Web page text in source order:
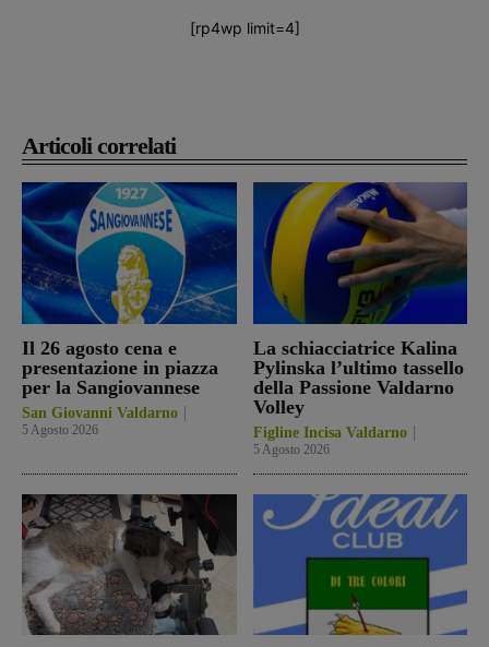
Articoli correlati
Il 26 agosto cena e
presentazione in piazza
per la Sangiovannese
San Giovanni Valdarno
5 Agosto 2026
La schiacciatrice Kalina
Pylinska l’ultimo tassello
della Passione Valdarno
Volley
Figline Incisa Valdarno
5 Agosto 2026
[rp4wp limit=4]